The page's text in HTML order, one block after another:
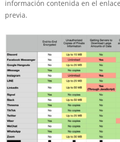
información contenida en el
previa.